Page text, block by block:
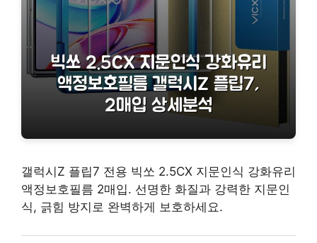
갤럭시Z 플립7 전용 빅쏘 2.5CX 지문인식 강화유리
액정보호필름 2매입. 선명한 화질과 강력한 지문인
식, 긁힘 방지로 완벽하게 보호하세요.